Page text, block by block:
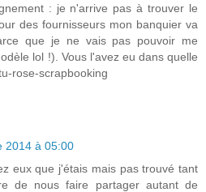
: je n'arrive pas à trouver le
des fournisseurs mon banquier va
que je ne vais pas pouvoir me
lol !). Vous l'avez eu dans quelle
rose-scrapbooking
2014 à 05:00
eux que j'étais mais pas trouvé tant
de nous faire partager autant de